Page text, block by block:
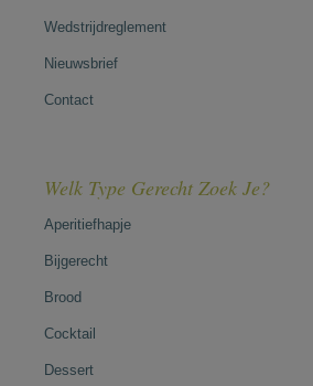
Wedstrijdreglement
Nieuwsbrief
Contact
Welk Type Gerecht Zoek Je?
Aperitiefhapje
Bijgerecht
Brood
Cocktail
Dessert